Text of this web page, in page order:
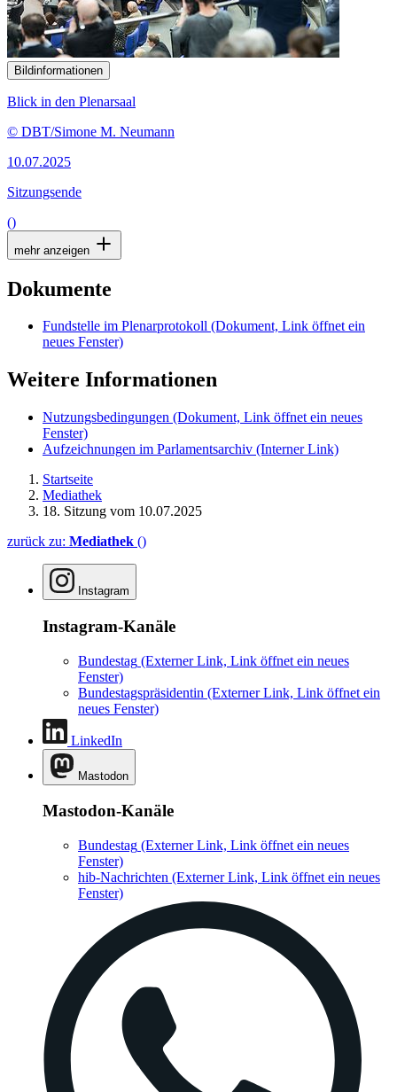
Bildinformationen
Blick in den Plenarsaal
© DBT/Simone M. Neumann
10.07.2025
Sitzungsende
()
mehr anzeigen
Dokumente
Fundstelle im Plenarprotokoll (Dokument, Link öffnet ein
neues Fenster)
Weitere Informationen
Nutzungsbedingungen (Dokument, Link öffnet ein neues
Fenster)
Aufzeichnungen im Parlamentsarchiv (Interner Link)
Startseite
Mediathek
18. Sitzung vom 10.07.2025
zurück zu: Mediathek ()
Instagram
Instagram-Kanäle
Bundestag (Externer Link, Link öffnet ein neues
Fenster)
Bundestagspräsidentin (Externer Link, Link öffnet ein
neues Fenster)
LinkedIn
Mastodon
Mastodon-Kanäle
Bundestag (Externer Link, Link öffnet ein neues
Fenster)
hib-Nachrichten (Externer Link, Link öffnet ein neues
Fenster)